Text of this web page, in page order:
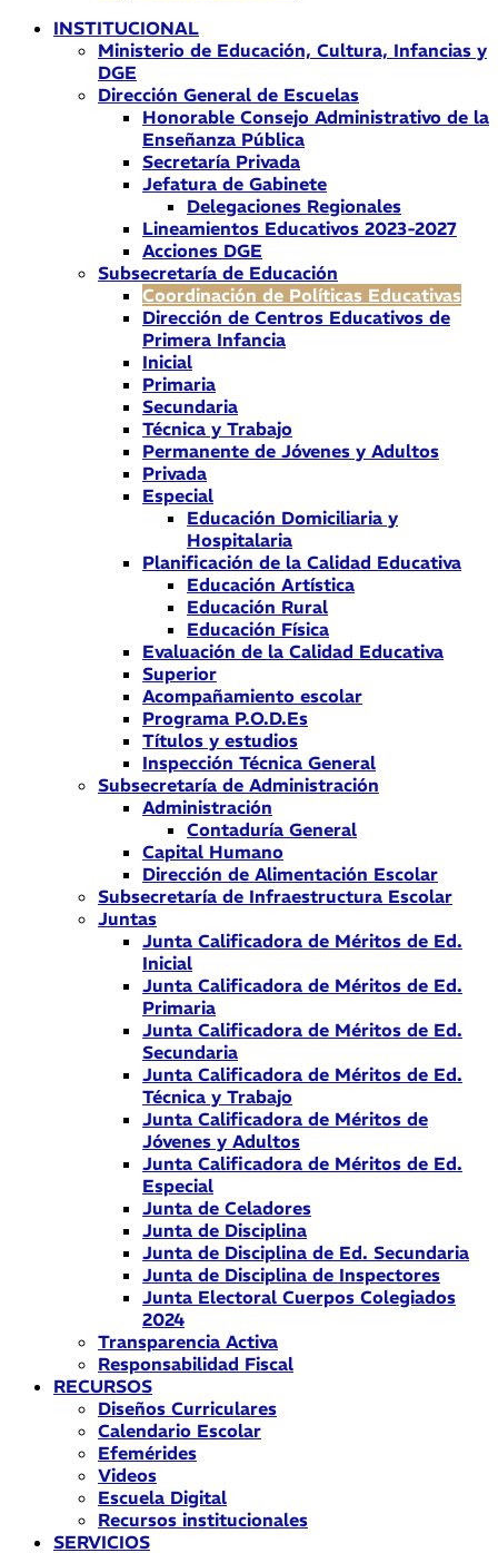
INSTITUCIONAL
Ministerio de Educación, Cultura, Infancias y
DGE
Dirección General de Escuelas
Honorable Consejo Administrativo de la
Enseñanza Pública
Secretaría Privada
Jefatura de Gabinete
Delegaciones Regionales
Lineamientos Educativos 2023-2027
Acciones DGE
Subsecretaría de Educación
Coordinación de Políticas Educativas
Dirección de Centros Educativos de
Primera Infancia
Inicial
Primaria
Secundaria
Técnica y Trabajo
Permanente de Jóvenes y Adultos
Privada
Especial
Educación Domiciliaria y
Hospitalaria
Planificación de la Calidad Educativa
Educación Artística
Educación Rural
Educación Física
Evaluación de la Calidad Educativa
Superior
Acompañamiento escolar
Programa P.O.D.Es
Títulos y estudios
Inspección Técnica General
Subsecretaría de Administración
Administración
Contaduría General
Capital Humano
Dirección de Alimentación Escolar
Subsecretaría de Infraestructura Escolar
Juntas
Junta Calificadora de Méritos de Ed.
Inicial
Junta Calificadora de Méritos de Ed.
Primaria
Junta Calificadora de Méritos de Ed.
Secundaria
Junta Calificadora de Méritos de Ed.
Técnica y Trabajo
Junta Calificadora de Méritos de
Jóvenes y Adultos
Junta Calificadora de Méritos de Ed.
Especial
Junta de Celadores
Junta de Disciplina
Junta de Disciplina de Ed. Secundaria
Junta de Disciplina de Inspectores
Junta Electoral Cuerpos Colegiados
2024
Transparencia Activa
Responsabilidad Fiscal
RECURSOS
Diseños Curriculares
Calendario Escolar
Efemérides
Videos
Escuela Digital
Recursos institucionales
SERVICIOS